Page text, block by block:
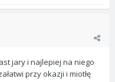
jary i najlepiej na niego
przy okazji i miotłę